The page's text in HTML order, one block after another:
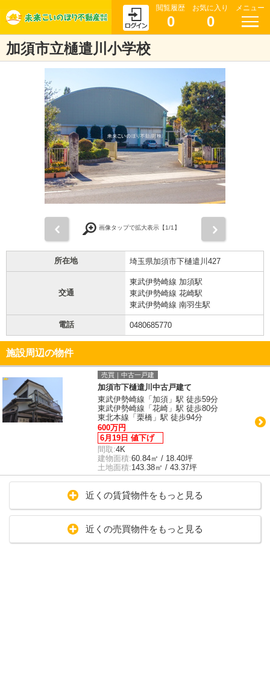
閲覧履歴
0
お気に入り
0
メニュー
加須市立樋遣川小学校
画像タップで拡大表示【1/1】
所在地 埼玉県加須市下樋遣川427
交通
東武伊勢崎線 加須駅
東武伊勢崎線 花崎駅
東武伊勢崎線 南羽生駅
電話 0480685770
施設周辺の物件
売買｜中古一戸建
加須市下樋遣川中古戸建て
東武伊勢崎線「加須」駅 徒歩59分
東武伊勢崎線「花崎」駅 徒歩80分
東北本線「栗橋」駅 徒歩94分
600万円
6月19日 値下げ
間取:4K
建物面積:60.84㎡ / 18.40坪
土地面積:143.38㎡ / 43.37坪
近くの賃貸物件をもっと見る
近くの売買物件をもっと見る